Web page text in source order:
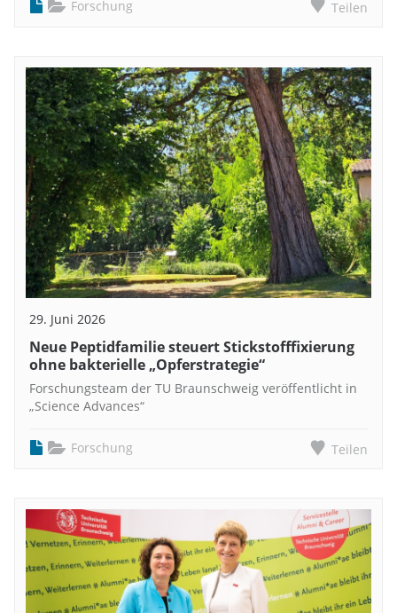
Forschung Teilen
29. Juni 2026
Neue Peptidfamilie steuert Stickstofffixierung
ohne bakterielle „Opferstrategie“
Forschungsteam der TU Braunschweig veröffentlicht in
„Science Advances“
Forschung Teilen